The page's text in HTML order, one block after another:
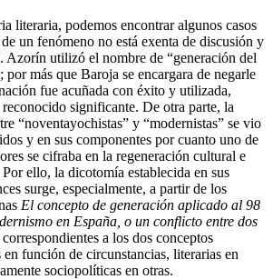
literaria, podemos encontrar algunos casos
un fenómeno no está exenta de discusión y
Azorín utilizó el nombre de “generación del
por más que Baroja se encargara de negarle
fue acuñada con éxito y utilizada,
significante. De otra parte, la
“noventayochistas” y “modernistas” se vio
y en sus componentes por cuanto uno de
se cifraba en la regeneración cultural e
ello, la dicotomía establecida en sus
surge, especialmente, a partir de los
El concepto de generación aplicado al 98
en España, o un conflicto entre dos
a los dos conceptos
en función de circunstancias, literarias en
sociopolíticas en otras.